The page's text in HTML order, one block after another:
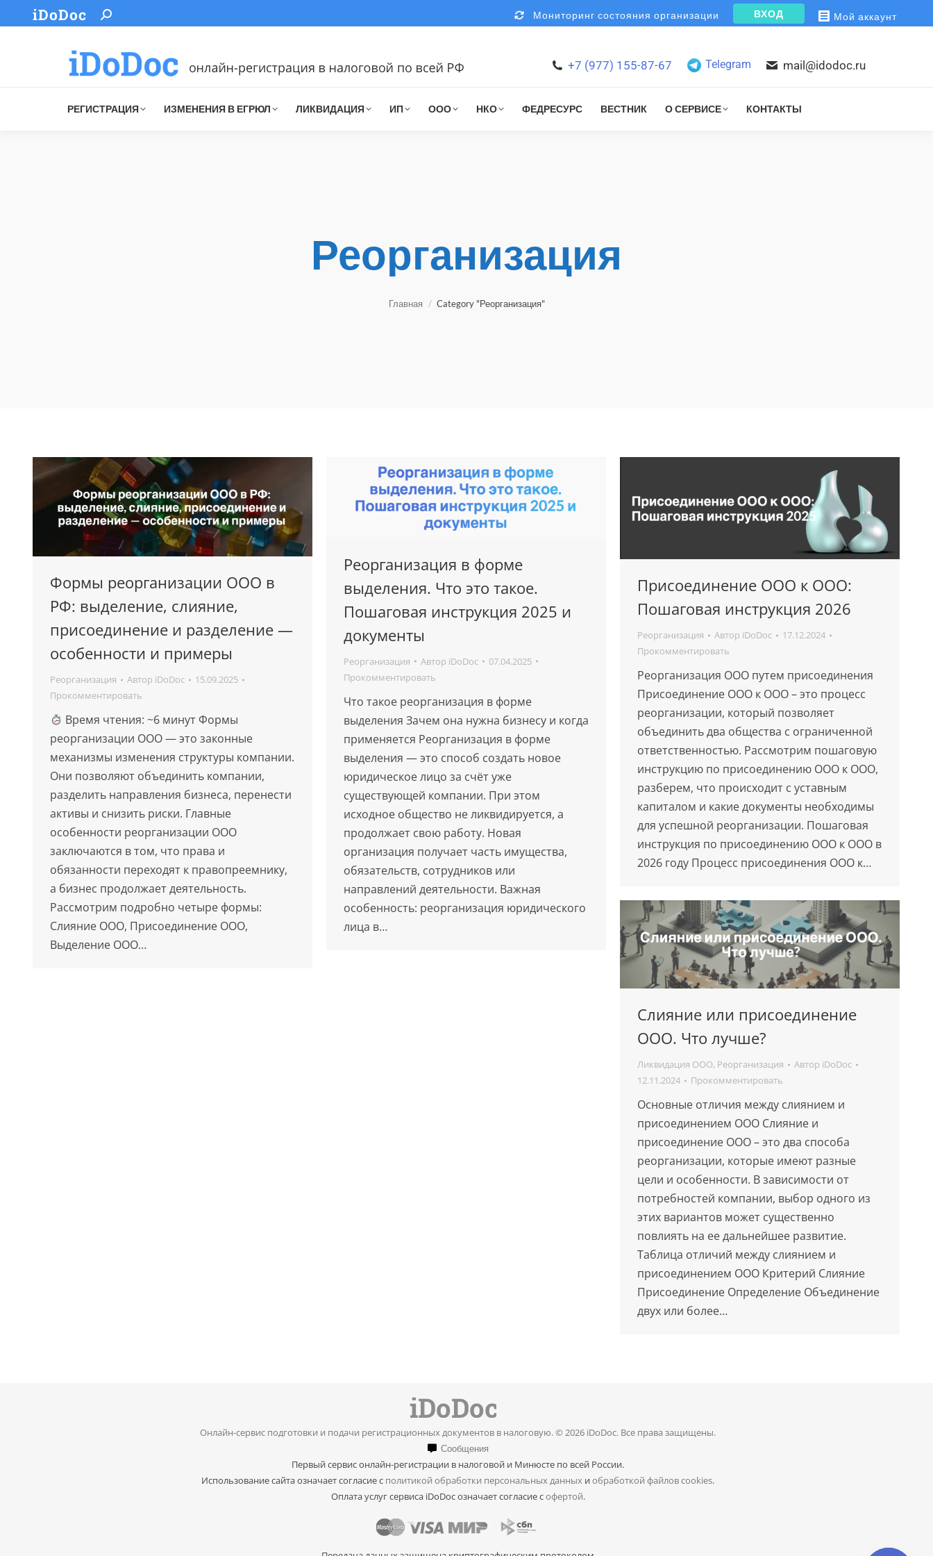
iDoDoc Search: Мониторинг состояния организации ВХОД Мой аккаунт
+7 (977) 155-87-67 Telegram mail@idodoc.ru
РЕГИСТРАЦИЯ ИЗМЕНЕНИЯ В ЕГРЮЛ ЛИКВИДАЦИЯ ИП ООО НКО ФЕДРЕСУРС ВЕСТНИК О СЕРВИСЕ КОНТАКТЫ
Реорганизация
Главная Category "Реорганизация"
Формы реорганизации ООО в
РФ: выделение, слияние,
присоединение и разделение —
особенности и примеры
Реорганизация Автор iDoDoc
15.09.2025
Прокомментировать
Время чтения: ~6 минут Формы
реорганизации ООО — это законные
механизмы изменения структуры компании.
Они позволяют объединить компании,
разделить направления бизнеса, перенести
активы и снизить риски. Главные
особенности реорганизации ООО
заключаются в том, что права и
обязанности переходят к правопреемнику,
а бизнес продолжает деятельность.
Рассмотрим подробно четыре формы:
Слияние ООО, Присоединение ООО,
Выделение ООО…
Реорганизация в форме
выделения. Что это такое.
Пошаговая инструкция 2025 и
документы
Реорганизация Автор iDoDoc
07.04.2025
Прокомментировать
Что такое реорганизация в форме
выделения Зачем она нужна бизнесу и когда
применяется Реорганизация в форме
выделения — это способ создать новое
юридическое лицо за счёт уже
существующей компании. При этом
исходное общество не ликвидируется, а
продолжает свою работу. Новая
организация получает часть имущества,
обязательств, сотрудников или
направлений деятельности. Важная
особенность: реорганизация юридического
лица в…
Присоединение ООО к ООО:
Пошаговая инструкция 2026
Реорганизация Автор iDoDoc
17.12.2024
Прокомментировать
Реорганизация ООО путем присоединения
Присоединение ООО к ООО – это процесс
реорганизации, который позволяет
объединить два общества с ограниченной
ответственностью. Рассмотрим пошаговую
инструкцию по присоединению ООО к ООО,
разберем, что происходит с уставным
капиталом и какие документы необходимы
для успешной реорганизации. Пошаговая
инструкция по присоединению ООО к ООО в
2026 году Процесс присоединения ООО к…
Слияние или присоединение
ООО. Что лучше?
Ликвидация ООО, Реорганизация Автор iDoDoc
12.11.2024
Прокомментировать
Основные отличия между слиянием и
присоединением ООО Слияние и
присоединение ООО – это два способа
реорганизации, которые имеют разные
цели и особенности. В зависимости от
потребностей компании, выбор одного из
этих вариантов может существенно
повлиять на ее дальнейшее развитие.
Таблица отличий между слиянием и
присоединением ООО Критерий Слияние
Присоединение Определение Объединение
двух или более…
Онлайн-сервис подготовки и подачи регистрационных документов в налоговую. © 2026 iDoDoc. Все права защищены.
Сообщения
Первый сервис онлайн-регистрации в налоговой и Минюсте по всей России.
Использование сайта означает согласие с политикой обработки персональных данных иобработкой файлов cookies.
Оплата услуг сервиса iDoDoc означает согласие софертой.